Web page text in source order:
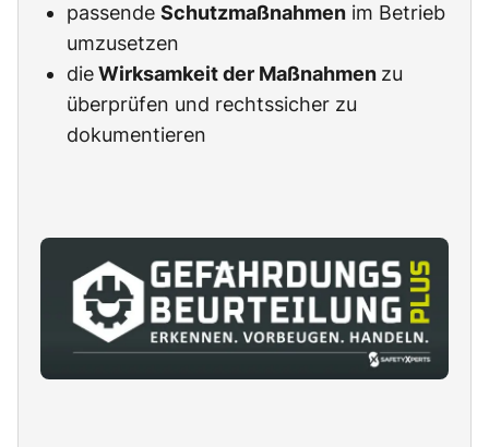
passende Schutzmaßnahmen im Betrieb
umzusetzen
dieWirksamkeit der Maßnahmen zu
überprüfen und rechtssicher zu
dokumentieren